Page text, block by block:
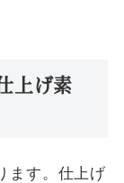
上げ素
ます。仕上げ